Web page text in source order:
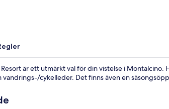
är ett utmärkt val för din vistelse i
vandrings-/cykelleder. Det finns även en